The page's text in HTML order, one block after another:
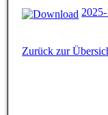
Zurück zur